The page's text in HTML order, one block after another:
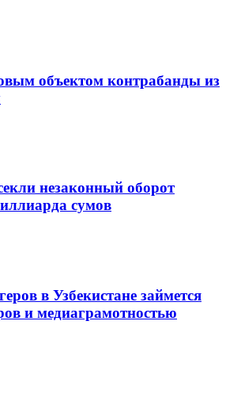
объектом контрабанды из
незаконный оборот
сумов
в Узбекистане займется
и медиаграмотностью